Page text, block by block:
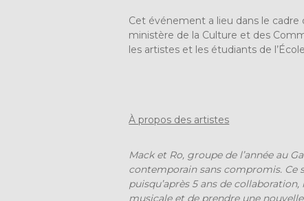
Cet événement a lieu dans le
ministère de la Culture et des
les artistes et les étudiants de
À propos des artistes
Mack et Ro, groupe de l’année au
contemporain sans compromis. Ce
puisqu’après 5 ans de